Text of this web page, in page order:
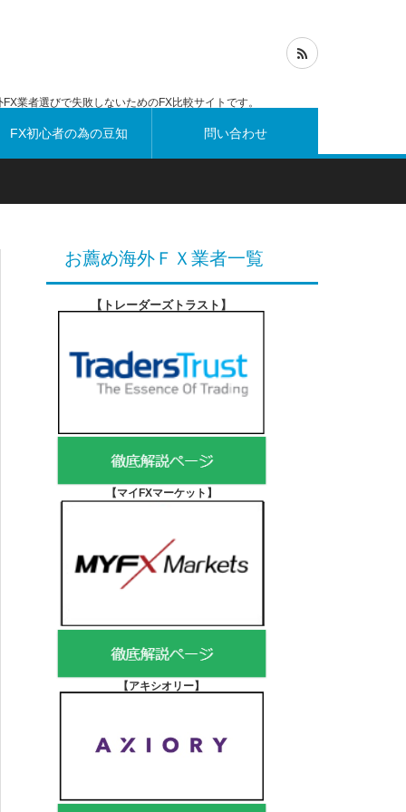
業者選びで失敗しないためのFX比較サイトです。
FX初心者の為の豆知 問い合わせ
お薦め海外ＦＸ業者一覧
【トレーダーズトラスト 】
【マイFXマーケット 】
【アキシオリー】